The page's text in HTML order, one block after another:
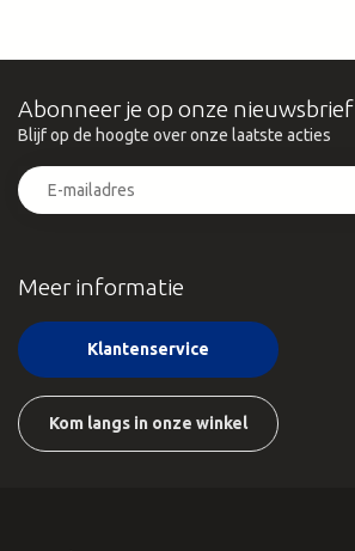
Meer informatie
Klantenservice
Kom langs in onze winkel
Abonneer je op onze nieuwsbrief
Blijf op de hoogte over onze laatste acties